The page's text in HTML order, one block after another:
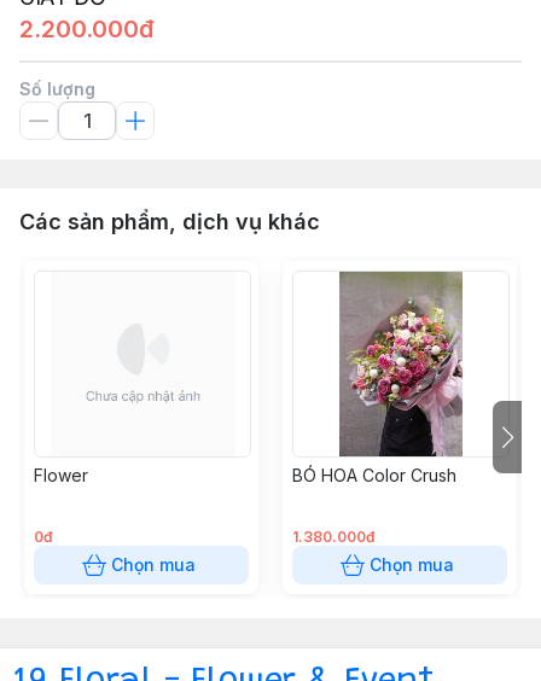
2.200.000đ
Số lượng
Các sản phẩm, dịch vụ khác
Flower
0đ
Chọn mua
BÓ HOA Color Crush
1.380.000đ
Chọn mua